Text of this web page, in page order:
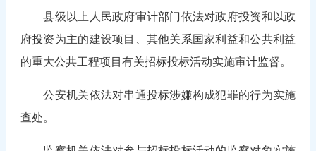
县级以上人民政府审计部门依法对政府投资和以政
府投资为主的建设项目、其他关系国家利益和公共利益
的重大公共工程项目有关招标投标活动实施审计监督。
公安机关依法对串通投标涉嫌构成犯罪的行为实施
查处。